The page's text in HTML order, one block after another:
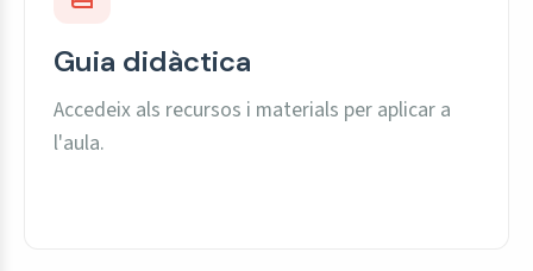
Guia didàctica
Accedeix als recursos i materials per aplicar a
l'aula.